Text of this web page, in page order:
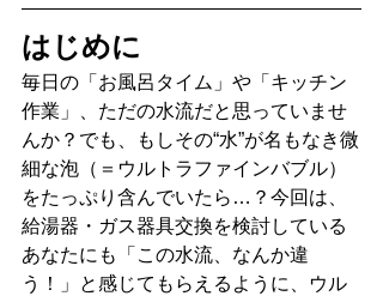
はじめに
毎日の「お風呂タイム」や「キッチン
作業」、ただの水流だと思っていませ
んか？でも、もしその“水”が名もなき微
細な泡（＝ウルトラファインバブル）
をたっぷり含んでいたら…？今回は、
給湯器・ガス器具交換を検討している
あなたにも「この水流、なんか違
う！」と感じてもらえるように、ウル